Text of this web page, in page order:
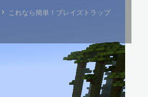
これなら簡単！ブレイズトラップ